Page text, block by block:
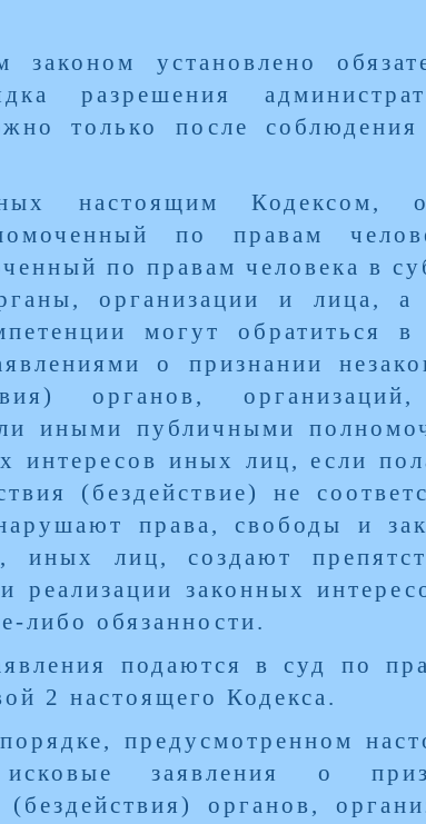
установлено
разрешения
только после соблюдения
настоящим Кодексом,
по правам
по правам человека в
организации и лица, а
могут обратиться
о признании
органов,
иными публичными
интересов иных лиц, если
(бездействие) не
права, свободы и
иных лиц, создают
законных
либо обязанности.
подаются в суд по
2 настоящего Кодекса.
предусмотренном
исковые заявления о
органов,